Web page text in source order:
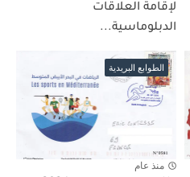
لإقامة العلاقات
الدبلوماسية...
الطوابع البريدية
منذ عام